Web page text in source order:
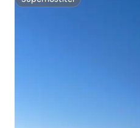
Superhostiteľ